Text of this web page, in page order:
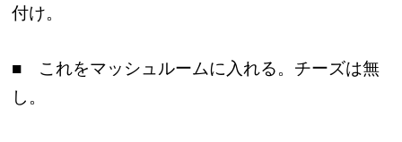
付け。
■ これをマッシュルームに入れる。チーズは無
し。